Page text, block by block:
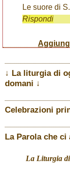
Le suore di
Rispondi
↓ La liturgia di
domani ↓
Celebrazioni
La Parola che ci
La Liturgia